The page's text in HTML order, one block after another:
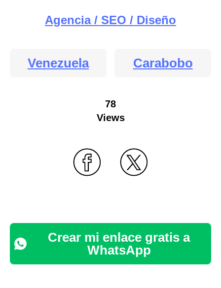
Agencia / SEO / Diseño
Venezuela Carabobo
78
Views
Crear mi enlace gratis a
WhatsApp